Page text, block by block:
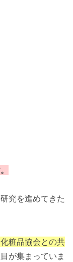
究を進めてきた
粧品協会との共
が集まっていま